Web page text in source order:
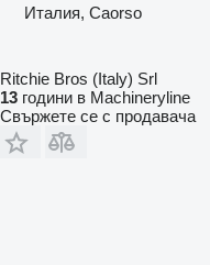
Италия, Caorso
Ritchie Bros (Italy) Srl
13 години в Machineryline
Свържете се с продавача